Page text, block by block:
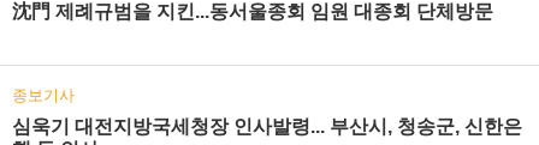
沈門 제례규범을 지킨...동서울종회 임원 대종회 단체방문
종보기사
심욱기 대전지방국세청장 인사발령... 부산시, 청송군, 신한은